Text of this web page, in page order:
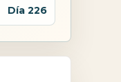
Día 226